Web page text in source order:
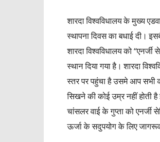
शारदा विश्वविधालय के मुख्य
स्थापना दिवस का बधाई दी।
शारदा विश्वविधालय को
स्थान दिया गया है। शारदा
स्तर पर पहुंचा है उसमे आप सभी
सिखने की कोई उम्र नहीं होती
चांसलर वाई के गुप्ता को एनर्जी
ऊर्जा के सदुपयोग के लिए